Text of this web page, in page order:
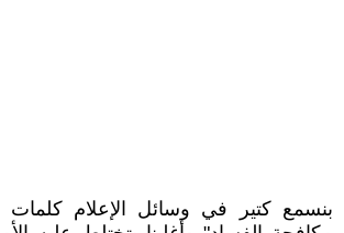
بنسمع كتير في وسائل الإعلام كلمات